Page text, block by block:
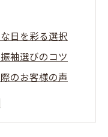
日を彩る選択
袖選びのコツ
のお客様の声
迎えるための最